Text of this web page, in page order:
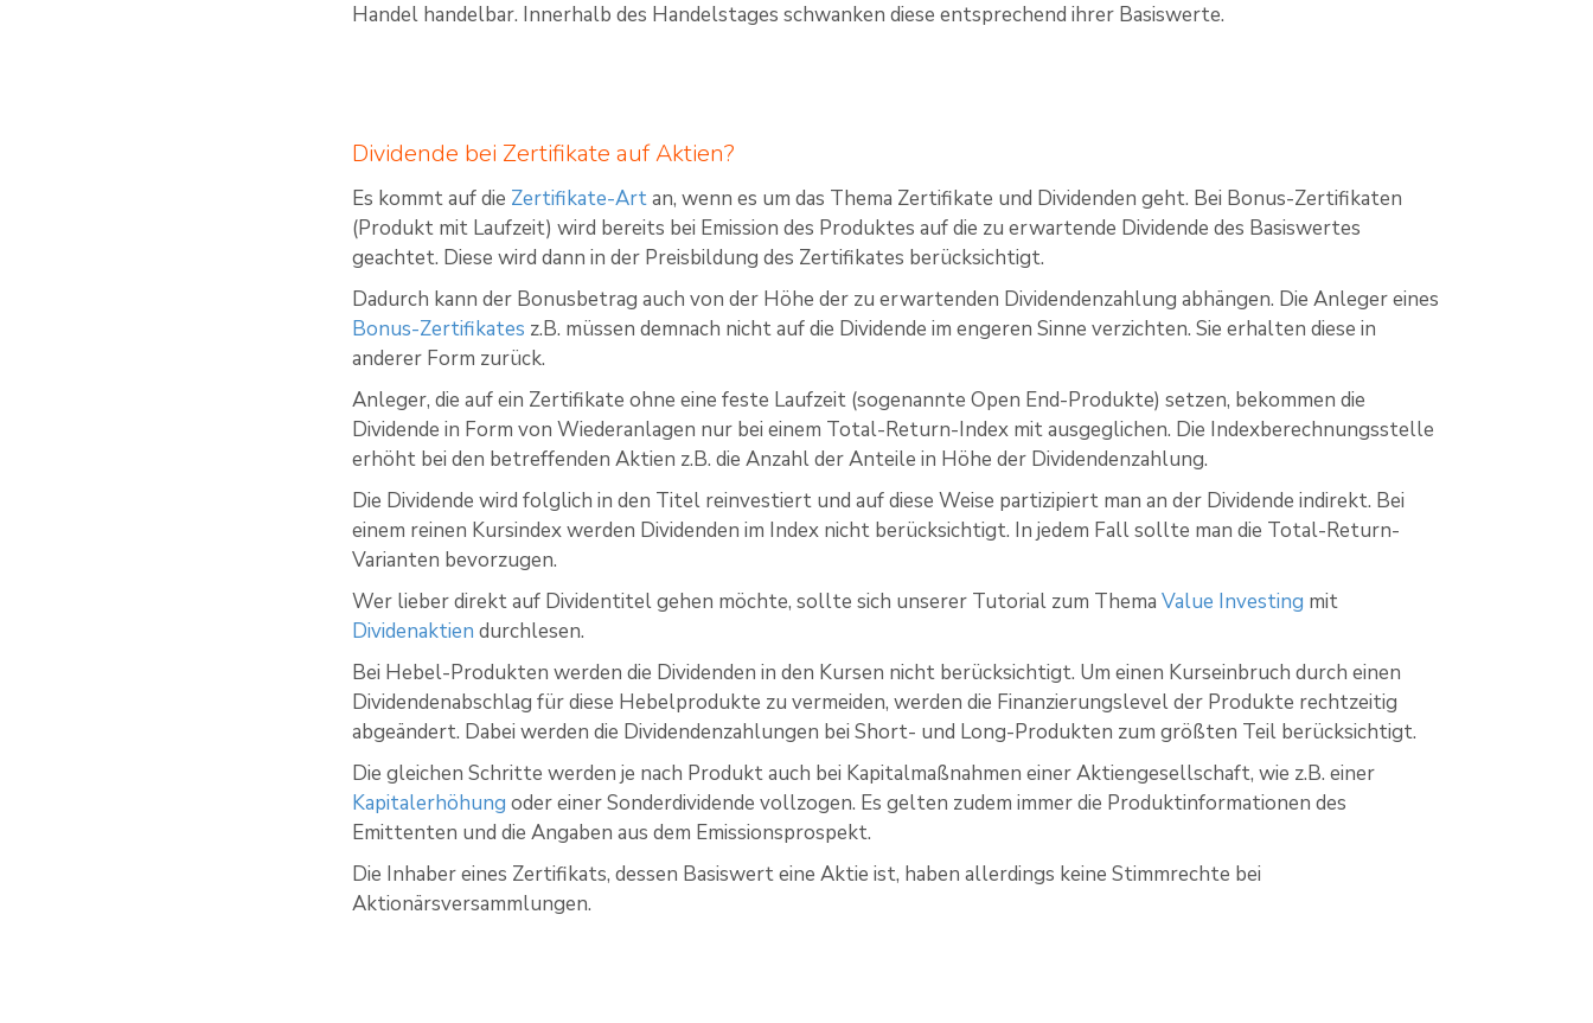
Handel handelbar. Innerhalb des Handelstages schwanken diese entsprechend ihrer Basiswerte.
Dividende bei Zertifikate auf Aktien?
Es kommt auf die Zertifikate-Artan, wenn es um das Thema Zertifikate und Dividenden geht. Bei Bonus-Zertifikaten
(Produkt mit Laufzeit) wird bereits bei Emission des Produktes auf die zu erwartende Dividende des Basiswertes
geachtet. Diese wird dann in der Preisbildung des Zertifikates berücksichtigt.
Dadurch kann der Bonusbetrag auch von der Höhe der zu erwartenden Dividendenzahlung abhängen. Die Anleger eines
Bonus-Zertifikates z.B. müssen demnach nicht auf die Dividende im engeren Sinne verzichten. Sie erhalten diese in
anderer Form zurück.
Anleger, die auf ein Zertifikate ohne eine feste Laufzeit (sogenannte Open End-Produkte) setzen, bekommen die
Dividende in Form von Wiederanlagen nur bei einem Total-Return-Index mit ausgeglichen. Die Indexberechnungsstelle
erhöht bei den betreffenden Aktien z.B. die Anzahl der Anteile in Höhe der Dividendenzahlung.
Die Dividende wird folglich in den Titel reinvestiert und auf diese Weise partizipiert man an der Dividende indirekt. Bei
einem reinen Kursindex werden Dividenden im Index nicht berücksichtigt. In jedem Fall sollte man die Total-Return-
Varianten bevorzugen.
Wer lieber direkt auf Dividentitel gehen möchte, sollte sich unserer Tutorial zum ThemaValue Investing mit
Dividenaktien durchlesen.
Bei Hebel-Produkten werden die Dividenden in den Kursen nicht berücksichtigt. Um einen Kurseinbruch durch einen
Dividendenabschlag für diese Hebelprodukte zu vermeiden, werden die Finanzierungslevel der Produkte rechtzeitig
abgeändert. Dabei werden die Dividendenzahlungen bei Short- und Long-Produkten zum größten Teil berücksichtigt.
Die gleichen Schritte werden je nach Produkt auch bei Kapitalmaßnahmen einer Aktiengesellschaft, wie z.B. einer
Kapitalerhöhung oder einer Sonderdividende vollzogen. Es gelten zudem immer die Produktinformationen des
Emittenten und die Angaben aus dem Emissionsprospekt.
Die Inhaber eines Zertifikats, dessen Basiswert eine Aktie ist, haben allerdings keine Stimmrechte bei
Aktionärsversammlungen.